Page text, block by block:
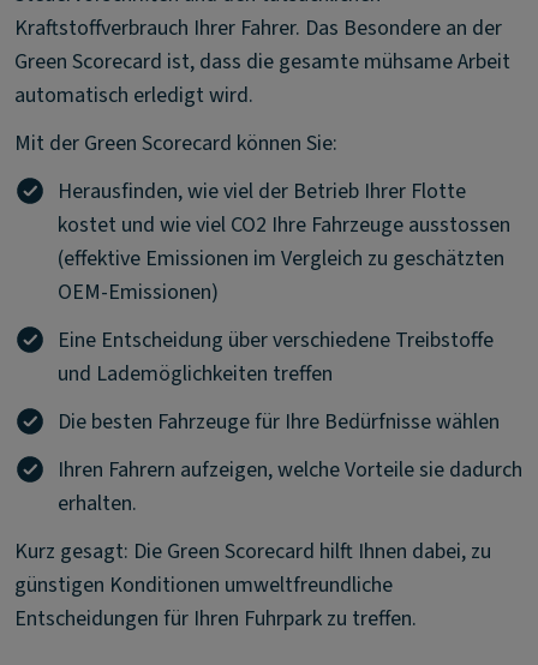
Kraftstoffverbrauch Ihrer Fahrer. Das Besondere an der
Green Scorecard ist, dass die gesamte mühsame Arbeit
automatisch erledigt wird.
Mit der Green Scorecard können Sie:
Herausfinden, wie viel der Betrieb Ihrer Flotte
kostet und wie viel CO2 Ihre Fahrzeuge ausstossen
(effektive Emissionen im Vergleich zu geschätzten
OEM-Emissionen)
Eine Entscheidung über verschiedene Treibstoffe
und Lademöglichkeiten treffen
Die besten Fahrzeuge für Ihre Bedürfnisse wählen
Ihren Fahrern aufzeigen, welche Vorteile sie dadurch
erhalten.
Kurz gesagt: Die Green Scorecard hilft Ihnen dabei, zu
günstigen Konditionen umweltfreundliche
Entscheidungen für Ihren Fuhrpark zu treffen.